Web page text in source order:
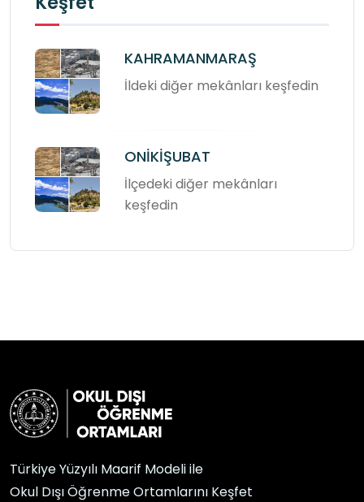
KAHRAMANMARAŞ
İldeki diğer mekânları keşfedin
ONİKİŞUBAT
İlçedeki diğer mekânları
keşfedin
Türkiye Yüzyılı Maarif Modeli ile
Okul Dışı Öğrenme Ortamlarını Keşfet